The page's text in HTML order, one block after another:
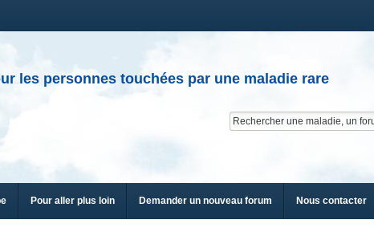
les personnes touchées par une maladie rare
Pour aller plus loin Demander un nouveau forum Nous contacter